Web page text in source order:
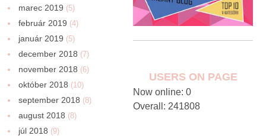
marec 2019 (5)
február 2019 (4)
január 2019 (5)
december 2018 (7)
november 2018 (6)
október 2018 (10)
september 2018 (8)
august 2018 (8)
júl 2018 (9)
USERS ON PAGE
Now online: 0
Overall: 241808